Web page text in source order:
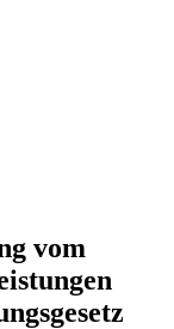
vom